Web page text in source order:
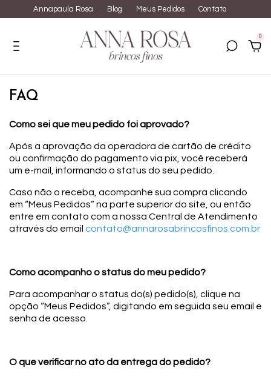
Annapaula Rosa Blog Meus Pedidos Contato
0
FAQ
Como sei que meu pedido foi aprovado?
Após a aprovação da operadora de cartão de crédito
ou confirmação do pagamento via pix, você receberá
um e-mail, informando o status do seu pedido.
Caso não o receba, acompanhe sua compra clicando
em “Meus Pedidos” na parte superior do site, ou então
entre em contato com a nossa Central de Atendimento
através do email contato@annarosabrincosfinos.com.br
Como acompanho o status do meu pedido?
Para acompanhar o status do(s) pedido(s), clique na
opção “Meus Pedidos”, digitando em seguida seu email e
senha de acesso.
O que verificar no ato da entrega do pedido?